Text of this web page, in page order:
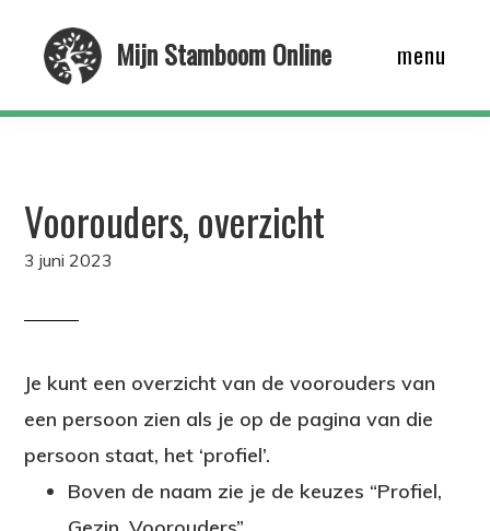
Mijn Stamboom Online menu
Voorouders, overzicht
3 juni 2023
Je kunt een overzicht van de voorouders van
een persoon zien als je op de pagina van die
persoon staat, het ‘profiel’.
Boven de naam zie je de keuzes “Profiel,